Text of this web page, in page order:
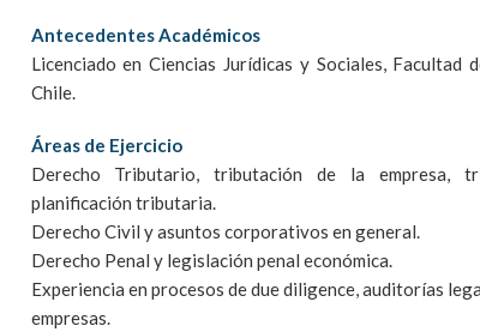
Antecedentes Académicos
Licenciado en Ciencias Jurídicas y Sociales, Facultad
Chile.
Áreas de Ejercicio
Derecho Tributario, tributación de la empresa,
planificación tributaria.
Derecho Civil y asuntos corporativos en general.
Derecho Penal y legislación penal económica.
Experiencia en procesos de due diligence, auditorías
empresas.